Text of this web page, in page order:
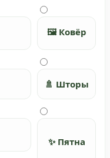
🖼️ Ковёр
🚿 Шторы
✨ Пятна